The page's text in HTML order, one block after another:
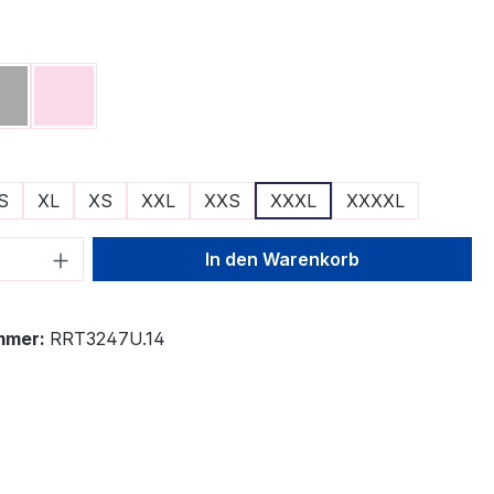
XL XS XXL XXS XXXL XXXXL
Anzahl: Gib den gewünschten Wert
In den Warenkorb
RRT3247U.14